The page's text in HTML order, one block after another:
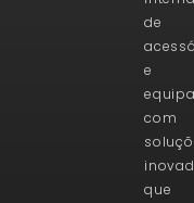
de
e
com
que